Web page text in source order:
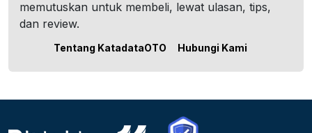
memutuskan untuk membeli, lewat ulasan, tips,
dan review.
Tentang KatadataOTO Hubungi Kami